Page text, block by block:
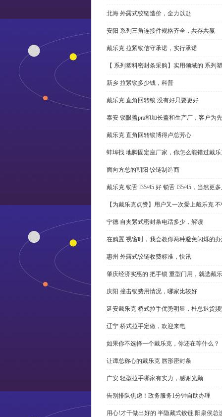
北海 外露式铰链造价，全力以赴
安阳 系列三角连接件规格齐全，共存共赢
戴乐克 拉紧锁信守承诺，实行承诺
【 系列塑料密封条采购】实用领域的 系列
新乡 拉紧锁多少钱，科普
戴乐克 直角回转锁 没有好只要更好
泰安 锁眼盖pra和加长盖和生产厂，客户为先
戴乐克 直角回转锁博得卢总芳心
蚌埠找 地脚固定座厂家，你怎么能错过戴
面向方总的朝阳 铰链制造商
戴乐克 锁舌 l35/45 好 锁舌 l35/45，当然更
【为戴乐克点赞】用户又一次爱上戴乐克
宁德 自夹紧式密封条电话多少，解读
在购置 视窗时，我会教你两种避免闪烁的
惠州 外露式铰链收费标准，快讯
肇庆经济实惠的 把手锁 重型门用，就选戴
庆阳 撞击锁费用情况，哪家比较好
延安戴乐克 桥式拉手优势明显，杜总退货
辽宁 桥式拉手定做，欢迎来电
如果你不选择一个戴乐克，你还在等什么？
让谭总称心的戴乐克 唇形密封条
广安 轻型拉手哪家有实力，感谢光顾
告别排队焦虑！政务服务1分钟自助办理
用心!才干做出好的 半隐藏式铰链,阳泉侯总